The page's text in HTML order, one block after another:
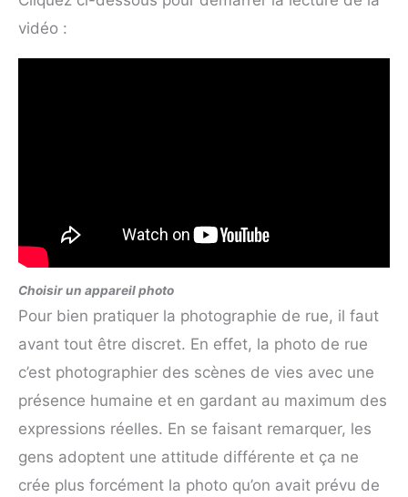
vidéo :
Choisir un appareil photo
Pour bien pratiquer la photographie de rue, il faut
avant tout être discret. En effet, la photo de rue
c’est photographier des scènes de vies avec une
présence humaine et en gardant au maximum des
expressions réelles. En se faisant remarquer, les
gens adoptent une attitude différente et ça ne
crée plus forcément la photo qu’on avait prévu de